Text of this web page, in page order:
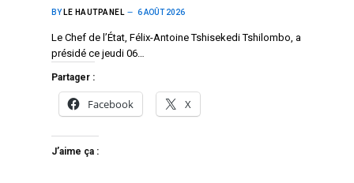
BY LE HAUTPANEL 6 AOÛT 2026
Le Chef de l’État, Félix-Antoine Tshisekedi Tshilombo, a
présidé ce jeudi 06…
Partager :
Facebook X
J’aime ça :